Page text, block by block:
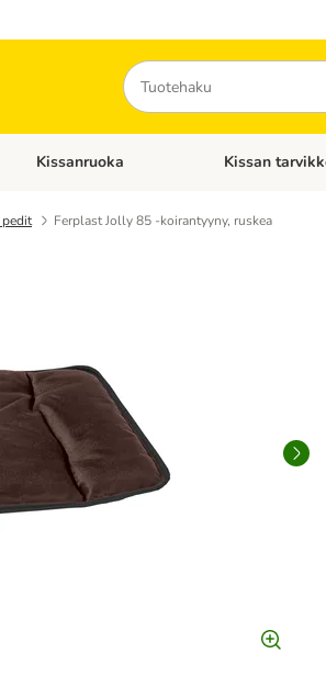
Hae
Avaa kategoriavalikko: Koiran tarvikkeet
Kissanruoka Avaa
Kissan
Ferplast Jolly 85 -koirantyyny, ruskea